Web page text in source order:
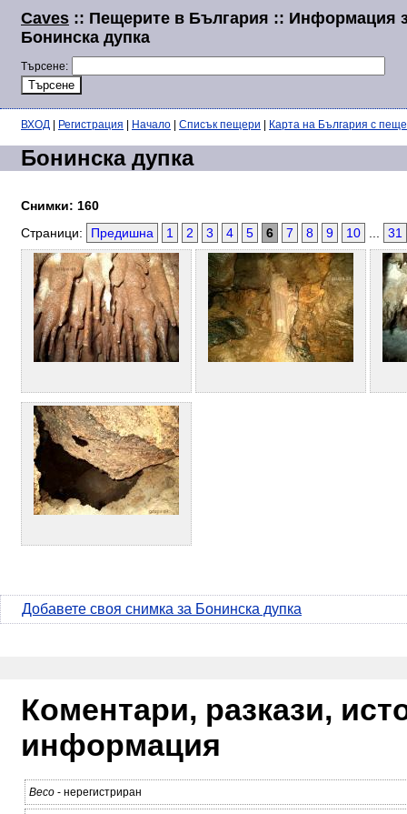
Caves :: Пещерите в България :: Информация
Бонинска дупка
Търсене:
ВХОД Регистрация Начало Списък пещери Карта на България с
Бонинска дупка
Снимки: 160
Страници:
Предишна 1 2 3 4 5 6 7 8 9 10 31
Добавете своя снимка за Бонинска дупка
Коментари, разкази,
информация
Весо - нерегистриран